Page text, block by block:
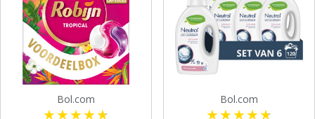
Bol.com Bol.com